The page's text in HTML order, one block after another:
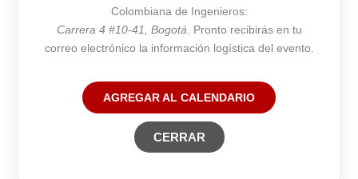
Colombiana de Ingenieros:
Carrera 4 #10-41, Bogotá . Pronto recibirás en tu
correo electrónico la información logística del evento.
AGREGAR AL CALENDARIO
CERRAR